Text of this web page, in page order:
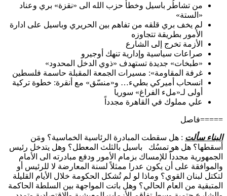
من تشاطُر باسيل وخطأ حزب الله الى «نقزة» بري وعناد
«الستة»
لم يخف بري قلقه من تفاهم بين الحريري وباسيل على ادارة
الأمور بطريقة تتجاوزه
الأزمة تخرج إلى الشارع
صراعات سياسية وإدارية تنهك أوجيرو
«طبخات» جديدة تستهدف «ذوي الدخل المحدود»
غرفة المقاومة»: مسيرات الجمعة المقبلة حاسمة فلسطين
انسحاب أميركي بطيء… و«منسّق» مع أنقرة: خطوة تركية
أولى لـ«ملء الفراغ» سوريا
علي مملوك في القاهرة مجدداً
=====فاصل
البناء سألت : هل سقطت المبادرة الرئاسية الخماسية؟ ومَن
أسقطها؟ هل هو تمسُك باسيل بالثلث المعطل؟ وهل يتدخل رئيس
الجمهورية مجدداً للإمساك بزمام الأمور ودفع مبادرته الى الأمام
والموافقة على أن يكون عدرا ممثلاً لسنة المعارضة لا للرئيس أو
لتكتل لبنان القوي؟ وماذا لو لم تُشكل الحكومة خلال الأيام القليلة
المتبقية من العام الحالي؟ وهل باتت المواجهة بين السلطة الحاكمة